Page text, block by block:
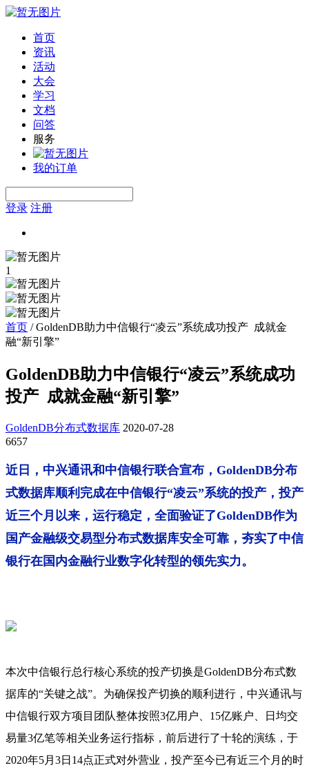
首页
资讯
活动
大会
学习
文档
问答
服务
我的订单
登录 注册
1
首页 /GoldenDB助力中信银行“凌云”系统成功投产 成就金
融“新引擎”
GoldenDB助力中信银行“凌云”系统成功
投产 成就金融“新引擎”
GoldenDB分布式数据库 2020-07-28
6657
近日，中兴通讯和中信银行联合宣布，GoldenDB分布
式数据库顺利完成在中信银行“凌云”系统的投产，投产
近三个月以来，运行稳定，全面验证了GoldenDB作为
国产金融级交易型分布式数据库安全可靠，夯实了中信
银行在国内金融行业数字化转型的领先实力。
本次中信银行总行核心系统的投产切换是GoldenDB分布式数
据库的“关键之战”。为确保投产切换的顺利进行，中兴通讯与
中信银行双方项目团队整体按照3亿用户、15亿账户、日均交
易量3亿笔等相关业务运行指标，前后进行了十轮的演练，于
2020年5月3日14点正式对外营业，投产至今已有近三个月的时